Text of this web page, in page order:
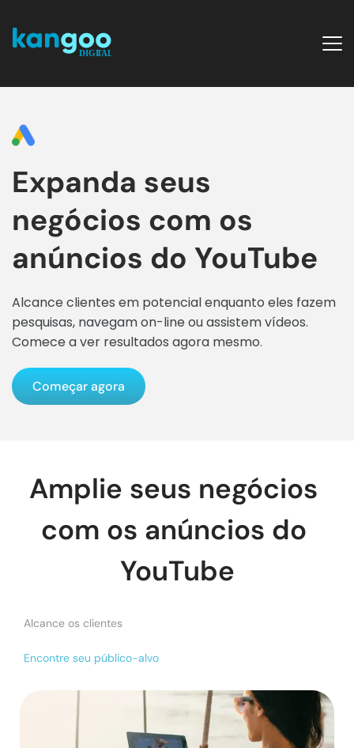
Expanda seus
negócios com os
anúncios do YouTube
Alcance clientes em potencial enquanto eles fazem
pesquisas, navegam on-line ou assistem vídeos.
Comece a ver resultados agora mesmo.
Começar agora
Amplie seus negócios
com os anúncios do
YouTube
Alcance os clientes
Encontre seu público-alvo